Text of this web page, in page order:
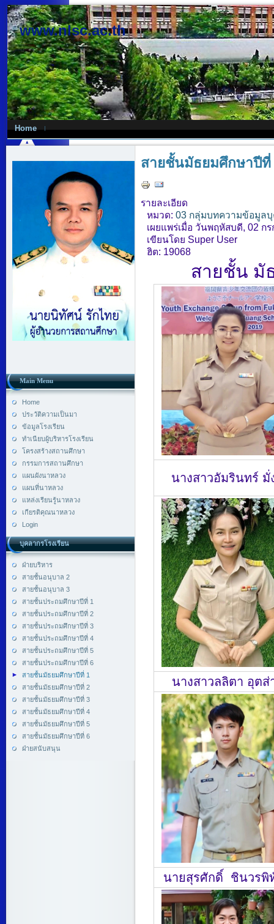
www.nlsc.ac.th
Home
Main Menu
Home
ประวัติความเป็นมา
ข้อมูลโรงเรียน
ทำเนียบผู้บริหารโรงเรียน
โครงสร้างสถานศึกษา
กรรมการสถานศึกษา
แผนผังนาหลวง
แผนที่นาหลวง
แหล่งเรียนรู้นาหลวง
เกียรติคุณนาหลวง
Login
บุคลากรโรงเรียน
ฝ่ายบริหาร
สายชั้นอนุบาล 2
สายชั้นอนุบาล 3
สายชั้นประถมศึกษาปีที่ 1
สายชั้นประถมศึกษาปีที่ 2
สายชั้นประถมศึกษาปีที่ 3
สายชั้นประถมศึกษาปีที่ 4
สายชั้นประถมศึกษาปีที่ 5
สายชั้นประถมศึกษาปีที่ 6
สายชั้นมัธยมศึกษาปีที่ 1
สายชั้นมัธยมศึกษาปีที่ 2
สายชั้นมัธยมศึกษาปีที่ 3
สายชั้นมัธยมศึกษาปีที่ 4
สายชั้นมัธยมศึกษาปีที่ 5
สายชั้นมัธยมศึกษาปีที่ 6
ฝ่ายสนับสนุน
สายชั้นมัธยมศึกษาปีที่
รายละเอียด
หมวด: 03 กลุ่มบทความข้อมูลบุ
เผยแพร่เมื่อ วันพฤหัสบดี, 02 ก
เขียนโดย Super User
ฮิต: 19068
สายชั้น มั
นางสาวอัมรินทร์ มั่
นางสาวลลิตา อุตส่
นายสุรศักดิ์ ชินวรพิ